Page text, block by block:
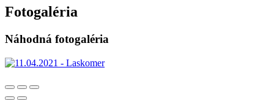
Fotogaléria
Náhodná fotogaléria